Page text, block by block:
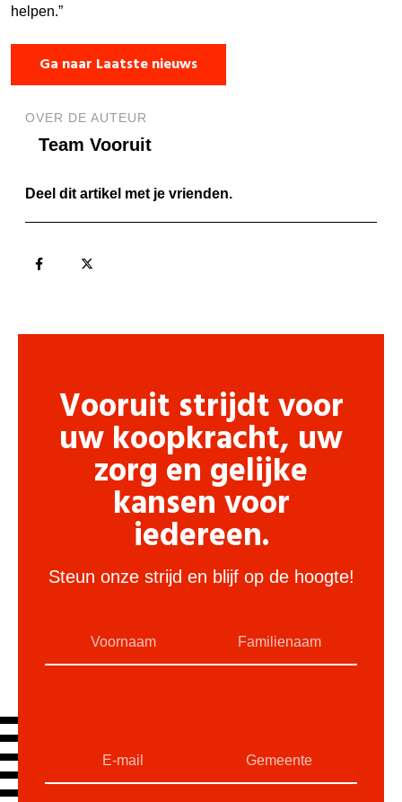
helpen.”
Ga naar Laatste nieuws
OVER DE AUTEUR
Team Vooruit
Deel dit artikel met je vrienden.
Vooruit strijdt voor
uw koopkracht, uw
zorg en gelijke
kansen voor
iedereen.
Steun onze strijd en blijf op de hoogte!